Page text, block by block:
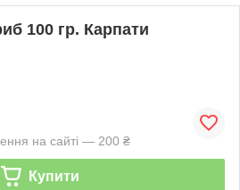
100 гр. Карпати
на сайті — 200 ₴
Купити